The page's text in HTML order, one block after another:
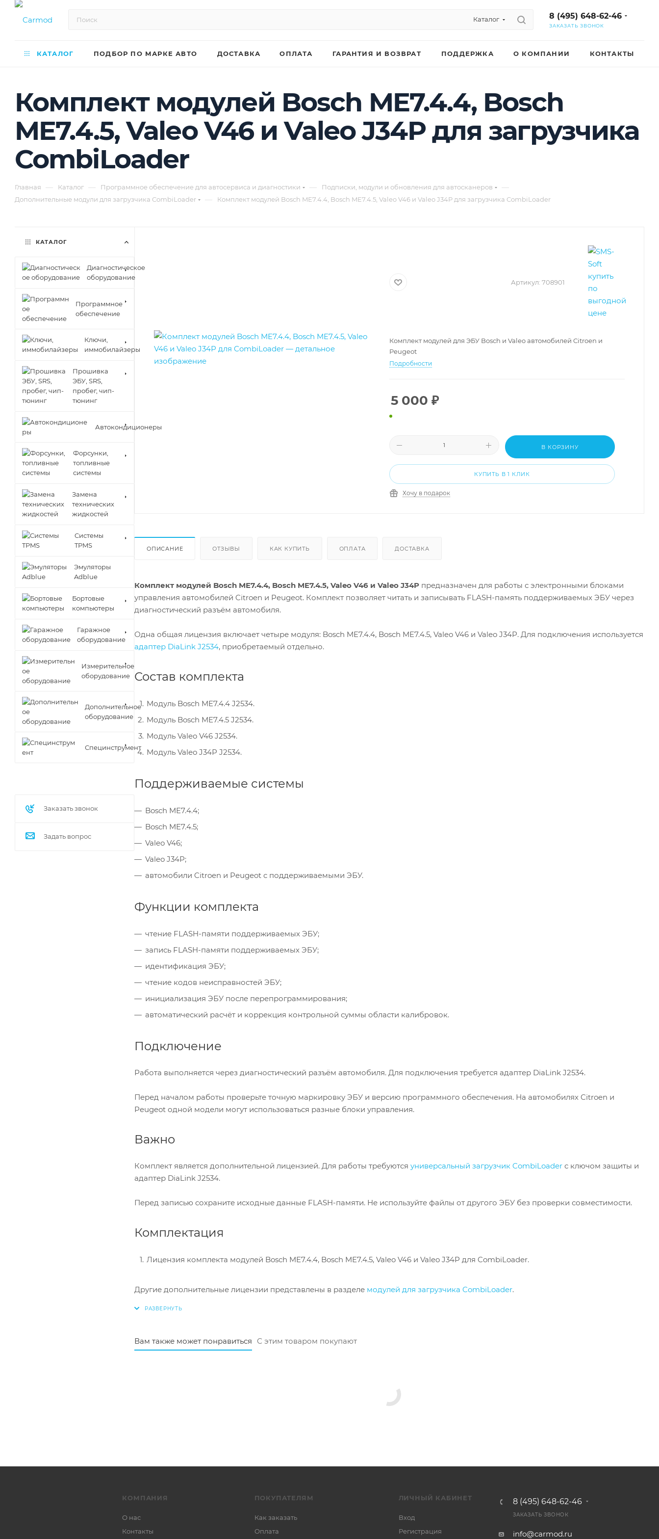
Каталог 8 (495) 648-62-46
ЗАКАЗАТЬ ЗВОНОК
КАТАЛОГ ПОДБОР ПО МАРКЕ АВТО ДОСТАВКА ОПЛАТА ГАРАНТИЯ И ВОЗВРАТ ПОДДЕРЖКА О КОМПАНИИ КОНТАКТЫ
Комплект модулей Bosch ME7.4.4, Bosch
ME7.4.5, Valeo V46 и Valeo J34P для загрузчика
CombiLoader
Главная — Каталог — Программное обеспечение для автосервиса и диагностики — Подписки, модули и обновления для автосканеров —
Дополнительные модули для загрузчика CombiLoader — Комплект модулей Bosch ME7.4.4, Bosch ME7.4.5, Valeo V46 и Valeo J34P для загрузчика CombiLoader
Артикул: 708901
Комплект модулей для ЭБУ Bosch и Valeo автомобилей Citroen и
Peugeot
Подробности
5 000 ₽
В КОРЗИНУ
КУПИТЬ В 1 КЛИК
Хочу в подарок
ОПИСАНИЕ ОТЗЫВЫ КАК КУПИТЬ ОПЛАТА ДОСТАВКА
Комплект модулей Bosch ME7.4.4, Bosch ME7.4.5, Valeo V46 и Valeo J34P предназначен для работы с электронными блоками
управления автомобилей Citroen и Peugeot. Комплект позволяет читать и записывать FLASH-память поддерживаемых ЭБУ через
диагностический разъём автомобиля.
Одна общая лицензия включает четыре модуля: Bosch ME7.4.4, Bosch ME7.4.5, Valeo V46 и Valeo J34P. Для подключения используется
адаптер DiaLink J2534, приобретаемый отдельно.
Состав комплекта
Модуль Bosch ME7.4.4 J2534.
Модуль Bosch ME7.4.5 J2534.
Модуль Valeo V46 J2534.
Модуль Valeo J34P J2534.
Поддерживаемые системы
Bosch ME7.4.4;
Bosch ME7.4.5;
Valeo V46;
Valeo J34P;
автомобили Citroen и Peugeot с поддерживаемыми ЭБУ.
Функции комплекта
чтение FLASH-памяти поддерживаемых ЭБУ;
запись FLASH-памяти поддерживаемых ЭБУ;
идентификация ЭБУ;
чтение кодов неисправностей ЭБУ;
инициализация ЭБУ после перепрограммирования;
автоматический расчёт и коррекция контрольной суммы области калибровок.
Подключение
Работа выполняется через диагностический разъём автомобиля. Для подключения требуется адаптер DiaLink J2534.
Перед началом работы проверьте точную маркировку ЭБУ и версию программного обеспечения. На автомобилях Citroen и
Peugeot одной модели могут использоваться разные блоки управления.
Важно
Комплект является дополнительной лицензией. Для работы требуются универсальный загрузчик CombiLoader с ключом защиты и
адаптер DiaLink J2534.
Перед записью сохраните исходные данные FLASH-памяти. Не используйте файлы от другого ЭБУ без проверки совместимости.
Комплектация
Лицензия комплекта модулей Bosch ME7.4.4, Bosch ME7.4.5, Valeo V46 и Valeo J34P для CombiLoader.
Другие дополнительные лицензии представлены в разделе модулей для загрузчика CombiLoader.
Вам также может понравиться С этим товаром покупают
КАТАЛОГ
Диагностическое
оборудование
Программное
обеспечение
Ключи,
иммобилайзеры
Прошивка
ЭБУ, SRS,
пробег, чип-
тюнинг
Автокондиционеры
Форсунки,
топливные
системы
Замена
технических
жидкостей
Cистемы
TPMS
Эмуляторы
Adblue
Бортовые
компьютеры
Гаражное
оборудование
Измерительное
оборудование
Дополнительное
оборудование
Специнструмент
Заказать звонок
Задать вопрос
КОМПАНИЯ
О нас
Контакты
ПОКУПАТЕЛЯМ
Как заказать
Оплата
ЛИЧНЫЙ КАБИНЕТ
Вход
Регистрация
8 (495) 648-62-46
ЗАКАЗАТЬ ЗВОНОК
info@carmod.ru